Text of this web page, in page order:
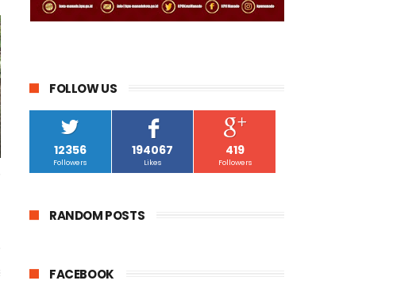
FOLLOW US
12356
Followers
194067
Likes
419
Followers
RANDOM POSTS
FACEBOOK